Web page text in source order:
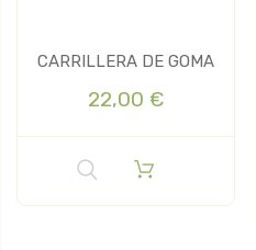
CARRILLERA DE GOMA
22,00 €